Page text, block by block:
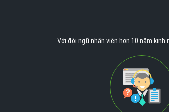
Với đội ngũ nhân viên hơn 10 năm